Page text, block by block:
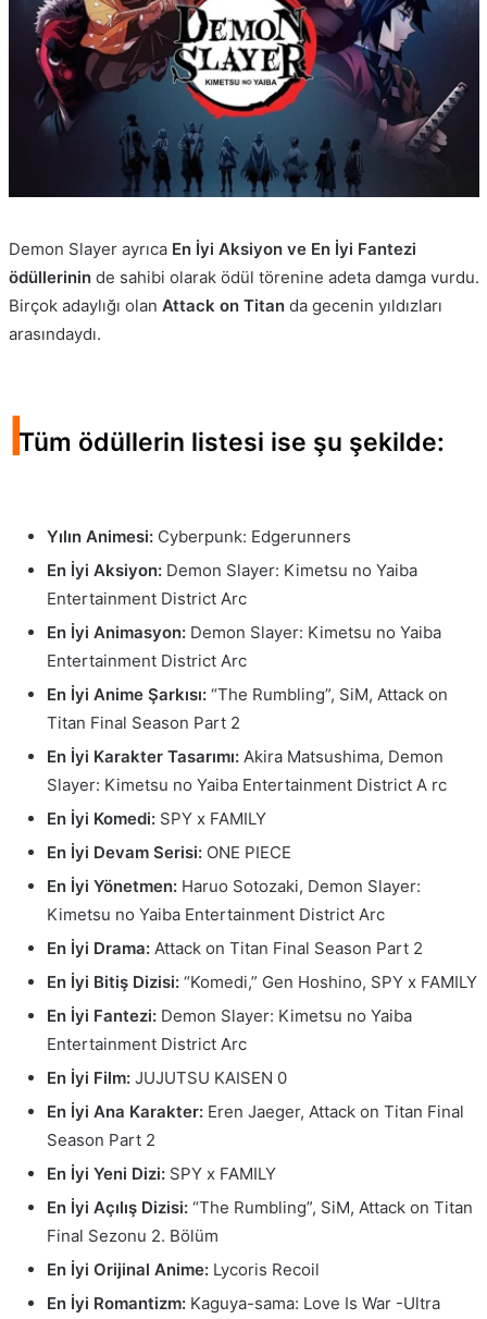
Demon Slayer ayrıcaEn İyi Aksiyon ve En İyi Fantezi
ödüllerininde sahibi olarak ödül törenine adeta damga vurdu.
Birçok adaylığı olan Attack on Titanda gecenin yıldızları
arasındaydı.
ITüm ödüllerin listesi ise şu şekilde:
Yılın Animesi: Cyberpunk: Edgerunners
En İyi Aksiyon:Demon Slayer: Kimetsu no Yaiba
Entertainment District Arc
En İyi Animasyon:Demon Slayer: Kimetsu no Yaiba
Entertainment District Arc
En İyi Anime Şarkısı:“The Rumbling”, SiM, Attack on
Titan Final Season Part 2
En İyi Karakter Tasarımı: Akira Matsushima, Demon
Slayer: Kimetsu no Yaiba Entertainment District A rc
En İyi Komedi: SPY x FAMILY
En İyi Devam Serisi: ONE PIECE
En İyi Yönetmen: Haruo Sotozaki, Demon Slayer:
Kimetsu no Yaiba Entertainment District Arc
En İyi Drama:Attack on Titan Final Season Part 2
En İyi Bitiş Dizisi:“Komedi,” Gen Hoshino, SPY x FAMILY
En İyi Fantezi:Demon Slayer: Kimetsu no Yaiba
Entertainment District Arc
En İyi Film:JUJUTSU KAISEN 0
En İyi Ana Karakter:Eren Jaeger, Attack on Titan Final
Season Part 2
En İyi Yeni Dizi:SPY x FAMILY
En İyi Açılış Dizisi:“The Rumbling”, SiM, Attack on Titan
Final Sezonu 2. Bölüm
En İyi Orijinal Anime:Lycoris Recoil
En İyi Romantizm: Kaguya-sama: Love Is War -Ultra